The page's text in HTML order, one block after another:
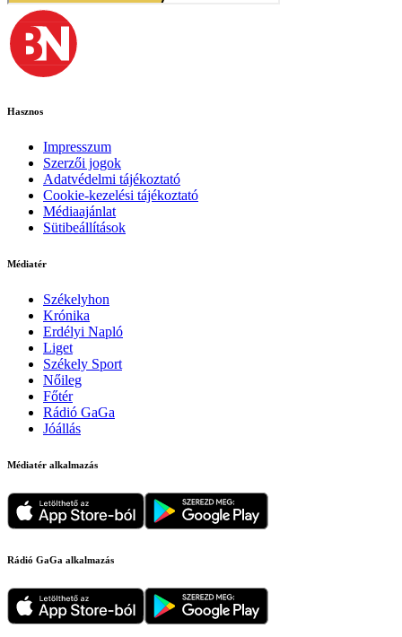
Hasznos
Impresszum
Szerzői jogok
Adatvédelmi tájékoztató
Cookie-kezelési tájékoztató
Médiaajánlat
Sütibeállítások
Médiatér
Székelyhon
Krónika
Erdélyi Napló
Liget
Székely Sport
Nőileg
Főtér
Rádió GaGa
Jóállás
Médiatér alkalmazás
Rádió GaGa alkalmazás